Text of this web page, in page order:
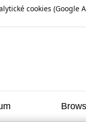
cookies